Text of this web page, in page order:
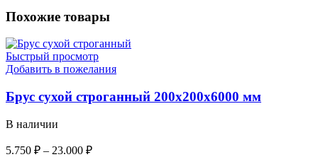
Похожие товары
Быстрый просмотр
Добавить в пожелания
Брус сухой строганный 200х200х6000 мм
В наличии
5.750 ₽ – 23.000 ₽